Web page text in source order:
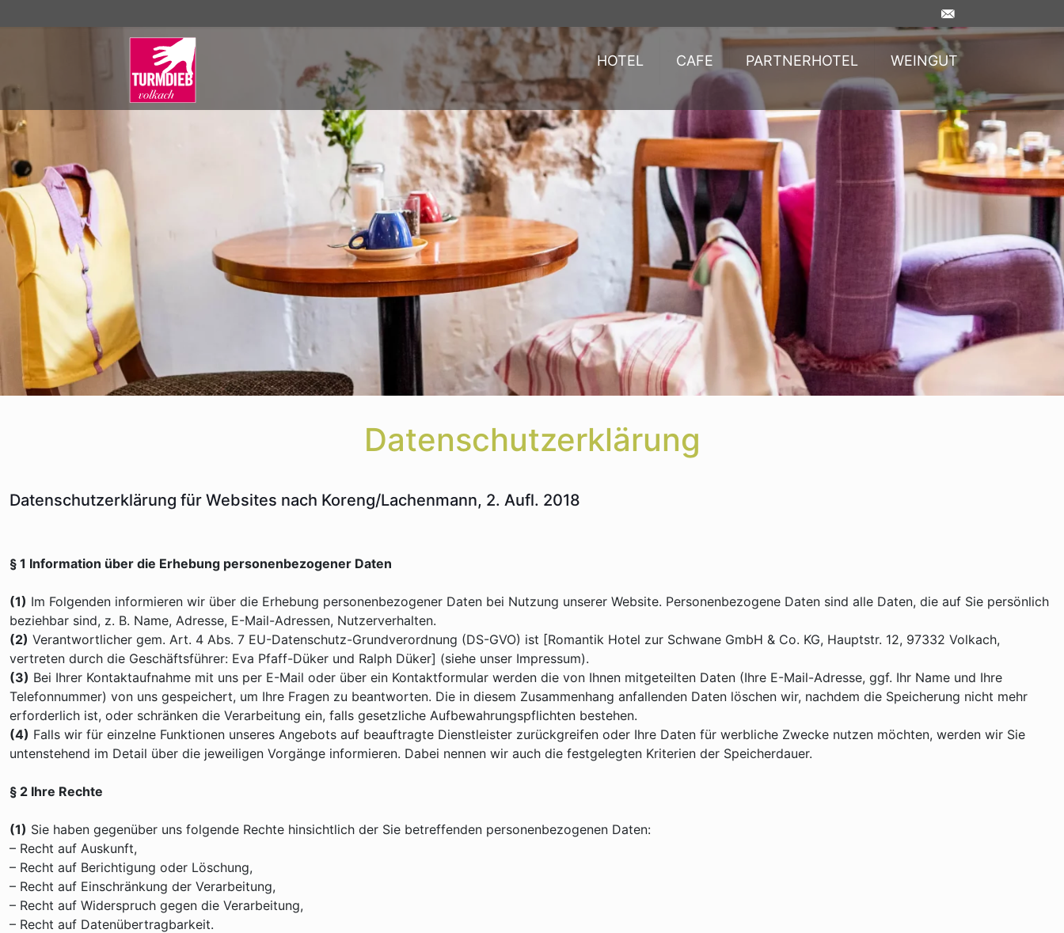
HOTEL CAFE PARTNERHOTEL WEINGUT
Datenschutzerklärung
Datenschutzerklärung für Websites nach Koreng/Lachenmann, 2. Aufl. 2018
§ 1 Information über die Erhebung personenbezogener Daten
(1) Im Folgenden informieren wir über die Erhebung personenbezogener Daten bei Nutzung unserer Website. Personenbezogene Daten sind alle Daten, die auf Sie persönlich
beziehbar sind, z. B. Name, Adresse, E-Mail-Adressen, Nutzerverhalten.
(2) Verantwortlicher gem. Art. 4 Abs. 7 EU-Datenschutz-Grundverordnung (DS-GVO) ist [Romantik Hotel zur Schwane GmbH & Co. KG, Hauptstr. 12, 97332 Volkach,
vertreten durch die Geschäftsführer: Eva Pfaff-Düker und Ralph Düker] (siehe unser Impressum).
(3) Bei Ihrer Kontaktaufnahme mit uns per E-Mail oder über ein Kontaktformular werden die von Ihnen mitgeteilten Daten (Ihre E-Mail-Adresse, ggf. Ihr Name und Ihre
Telefonnummer) von uns gespeichert, um Ihre Fragen zu beantworten. Die in diesem Zusammenhang anfallenden Daten löschen wir, nachdem die Speicherung nicht mehr
erforderlich ist, oder schränken die Verarbeitung ein, falls gesetzliche Aufbewahrungspflichten bestehen.
(4) Falls wir für einzelne Funktionen unseres Angebots auf beauftragte Dienstleister zurückgreifen oder Ihre Daten für werbliche Zwecke nutzen möchten, werden wir Sie
untenstehend im Detail über die jeweiligen Vorgänge informieren. Dabei nennen wir auch die festgelegten Kriterien der Speicherdauer.
§ 2 Ihre Rechte
(1) Sie haben gegenüber uns folgende Rechte hinsichtlich der Sie betreffenden personenbezogenen Daten:
– Recht auf Auskunft,
– Recht auf Berichtigung oder Löschung,
– Recht auf Einschränkung der Verarbeitung,
– Recht auf Widerspruch gegen die Verarbeitung,
– Recht auf Datenübertragbarkeit.